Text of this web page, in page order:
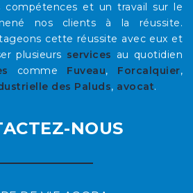
compétences et un travail sur le
nos clients à la réussite.
cette réussite avec eux et
plusieurs services au quotidien
comme Fuveau, Forcalquier,
des Paluds, avocat.
NOUS